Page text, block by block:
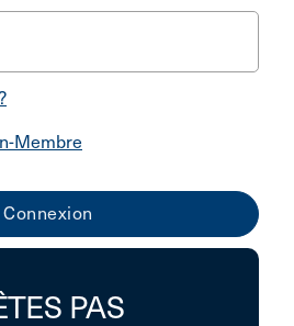
Membre
PAS